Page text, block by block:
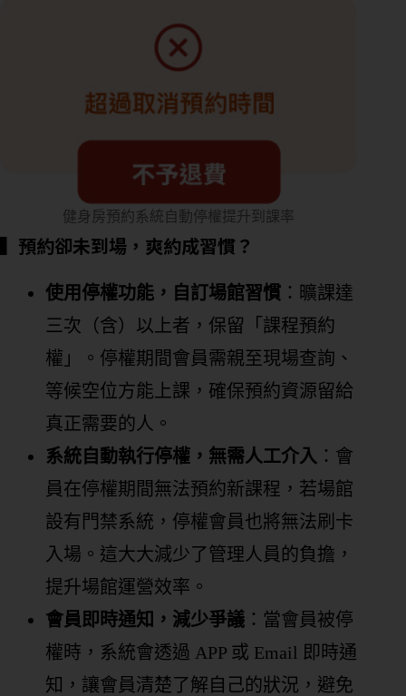
健身房預約系統自動停權提升到課率
▍預約卻未到場，爽約成習慣？
使用停權功能，自訂場館習慣 ：曠課達
三次（含）以上者，保留「課程預約
權」。停權期間會員需親至現場查詢、
等候空位方能上課，確保預約資源留給
真正需要的人。
系統自動執行停權，無需人工介入 ：會
員在停權期間無法預約新課程，若場館
設有門禁系統，停權會員也將無法刷卡
入場。這大大減少了管理人員的負擔，
提升場館運營效率。
會員即時通知，減少爭議 ：當會員被停
權時，系統會透過 APP 或 Email 即時通
知，讓會員清楚了解自己的狀況，避免